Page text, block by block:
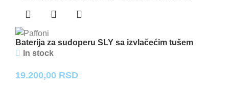
Baterija za sudoperu SLY sa izvlačećim tušem
In stock
19.200,00 RSD